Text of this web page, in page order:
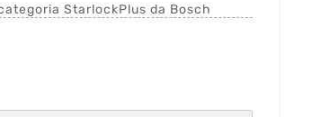
StarlockPlus da Bosch